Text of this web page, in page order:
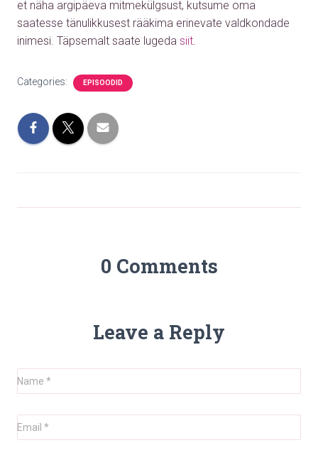
et näha argipäeva mitmekülgsust, kutsume oma
saatesse tänulikkusest rääkima erinevate valdkondade
inimesi. Täpsemalt saate lugeda siit.
Categories: EPISOODID
0 Comments
Leave a Reply
Name *
Email *